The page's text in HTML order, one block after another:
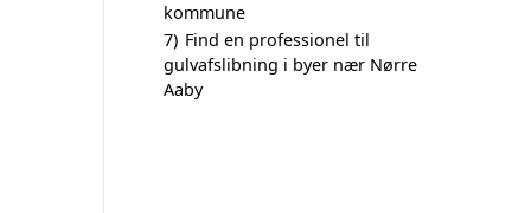
kommune
7) Find en professionel til
gulvafslibning i byer nær Nørre
Aaby